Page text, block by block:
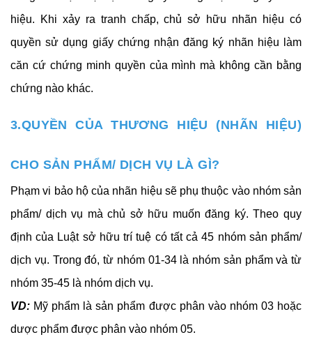
hiệu. Khi xảy ra tranh chấp, chủ sở hữu nhãn hiệu có
quyền sử dụng giấy chứng nhận đăng ký nhãn hiệu làm
căn cứ chứng minh quyền của mình mà không cần bằng
chứng nào khác.
3.QUYỀN CỦA THƯƠNG HIỆU (NHÃN HIỆU)
CHO SẢN PHẨM/ DỊCH VỤ LÀ GÌ?
Phạm vi bảo hộ của nhãn hiệu sẽ phụ thuộc vào nhóm sản
phẩm/ dịch vụ mà chủ sở hữu muốn đăng ký. Theo quy
định của Luật sở hữu trí tuệ có tất cả 45 nhóm sản phẩm/
dịch vụ. Trong đó, từ nhóm 01-34 là nhóm sản phẩm và từ
nhóm 35-45 là nhóm dịch vụ.
VD: Mỹ phẩm là sản phẩm được phân vào nhóm 03 hoặc
dược phẩm được phân vào nhóm 05.